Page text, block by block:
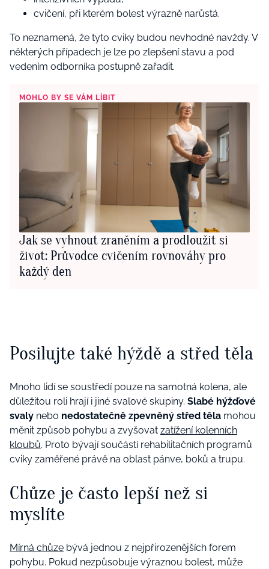
cvičení, při kterém bolest výrazně narůstá.
To neznamená, že tyto cviky budou nevhodné navždy. V
některých případech je lze po zlepšení stavu a pod
vedením odborníka postupně zařadit.
MOHLO BY SE VÁM LÍBIT
Jak se vyhnout zraněním a prodloužit si
život: Průvodce cvičením rovnováhy pro
každý den
Posilujte také hýždě a střed těla
Mnoho lidí se soustředí pouze na samotná kolena, ale
důležitou roli hrají i jiné svalové skupiny. Slabé hýžďové
svaly nebo nedostatečně zpevněný střed těla mohou
měnit způsob pohybu a zvyšovat zatížení kolenních
kloubů. Proto bývají součástí rehabilitačních programů
cviky zaměřené právě na oblast pánve, boků a trupu.
Chůze je často lepší než si
myslíte
Mírná chůze bývá jednou z nejpřirozenějších forem
pohybu. Pokud nezpůsobuje výraznou bolest, může